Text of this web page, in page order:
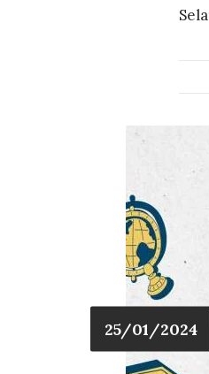
25/01/2024